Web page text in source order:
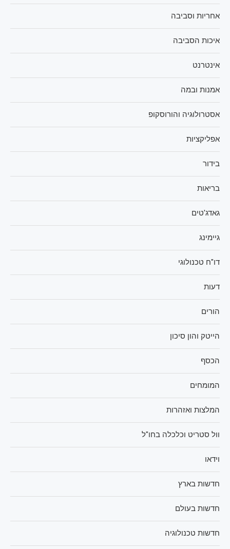
אחריות וסביבה
איכות הסביבה
אינטרנט
אמנות ובמה
אסטרולוגיה והורוסקופ
אפליקציות
בידור
בריאות
גאדג'טים
גיימינג
דו"ח טכנולוגי
דעות
הורים
הייטק והון סיכון
הכסף
המומחים
המלצות ואזהרות
וול סטריט וכלכלה בחו"ל
וידאו
חדשות בארץ
חדשות בעולם
חדשות טכנולוגיה